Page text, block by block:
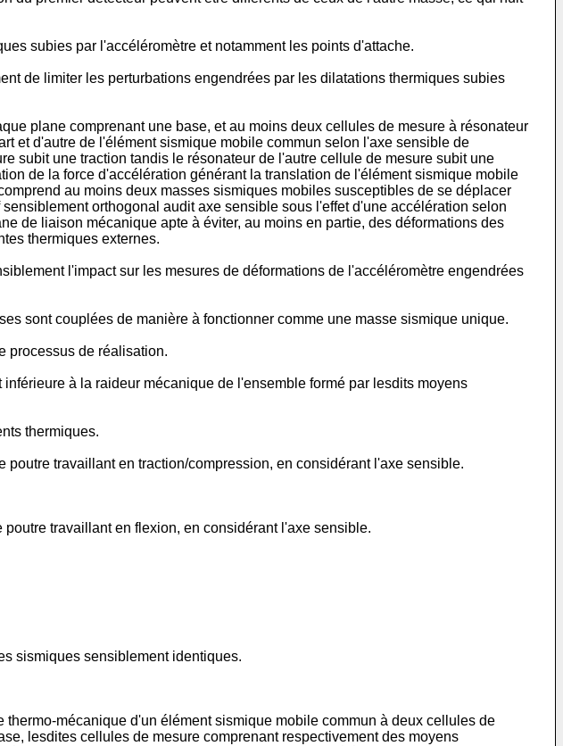
subies par l'accéléromètre et notamment les points d'attache.
de limiter les perturbations engendrées par les dilatations thermiques subies
plane comprenant une base, et au moins deux cellules de mesure à résonateur
et d'autre de l'élément sismique mobile commun selon l'axe sensible de
subit une traction tandis le résonateur de l'autre cellule de mesure subit une
de la force d'accélération générant la translation de l'élément sismique mobile
au moins deux masses sismiques mobiles susceptibles de se déplacer
orthogonal audit axe sensible sous l'effet d'une accélération selon
de liaison mécanique apte à éviter, au moins en partie, des déformations des
thermiques externes.
l'impact sur les mesures de déformations de l'accéléromètre engendrées
sont couplées de manière à fonctionner comme une masse sismique unique.
processus de réalisation.
à la raideur mécanique de l'ensemble formé par lesdits moyens
thermiques.
travaillant en traction/compression, en considérant l'axe sensible.
travaillant en flexion, en considérant l'axe sensible.
sismiques sensiblement identiques.
mécanique d'un élément sismique mobile commun à deux cellules de
lesdites cellules de mesure comprenant respectivement des moyens